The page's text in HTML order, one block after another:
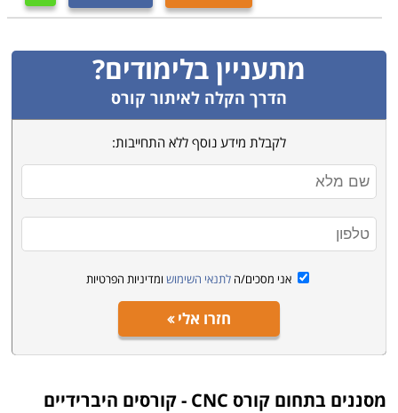
מתעניין בלימודים?
הדרך הקלה לאיתור קורס
לקבלת מידע נוסף ללא התחייבות:
אני מסכים/ה לתנאי השימוש ומדיניות הפרטיות
חזרו אלי
מסננים בתחום
קורס CNC - קורסים היברידיים